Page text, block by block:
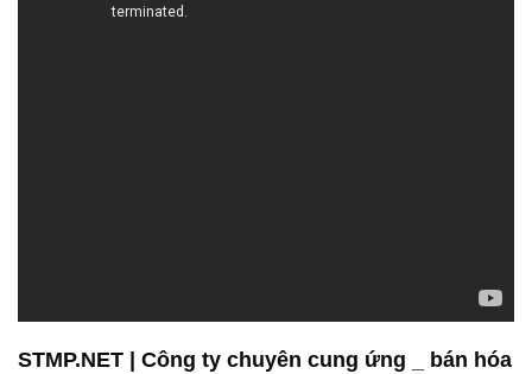
STMP.NET | Công ty chuyên cung ứng _ bán hóa